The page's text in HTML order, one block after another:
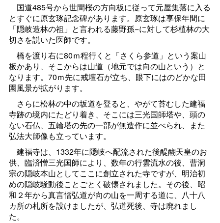
国道485号から世間桜の方向板に従って元屋集落に入る
とすぐに原玄琢記念碑があります。原玄琢は享保年間に
「隠岐造林の祖」と言われる藤野孫−に対して杉植林の大
切さを説いた医師です。
橋を渡り右に80ｍ程行くと「さくら参道」という案山
板かあり、そこからは山道（地元では向の山という）と
なります。70ｍ先に戒壇石が立ち、眼下にはのどかな田
園風景が拡がります。
さらに松林の中の坂道を登ると、やがて苔むした建福
寺跡の境内にたどり着き、そこには三光国師塔や、頭の
ない石仏、五輪塔の先の一部が無造作に並べられ、また
弘法大師像も立っています。
建福寺は、1332年に隠岐へ配流された後醍醐天皇のお
供、臨済憎三光国師により、数年の行雲流水の後、曹洞
宗の隠岐本山としてここに創立された寺ですが、明治初
めの隠岐騒動後ことごとく破懐されました。その後、昭
和２年から真言憎弘道が向の山を一周する道に、八十八
カ所の札所を設けましたが、弘道死後、寺は廃れまし
た。